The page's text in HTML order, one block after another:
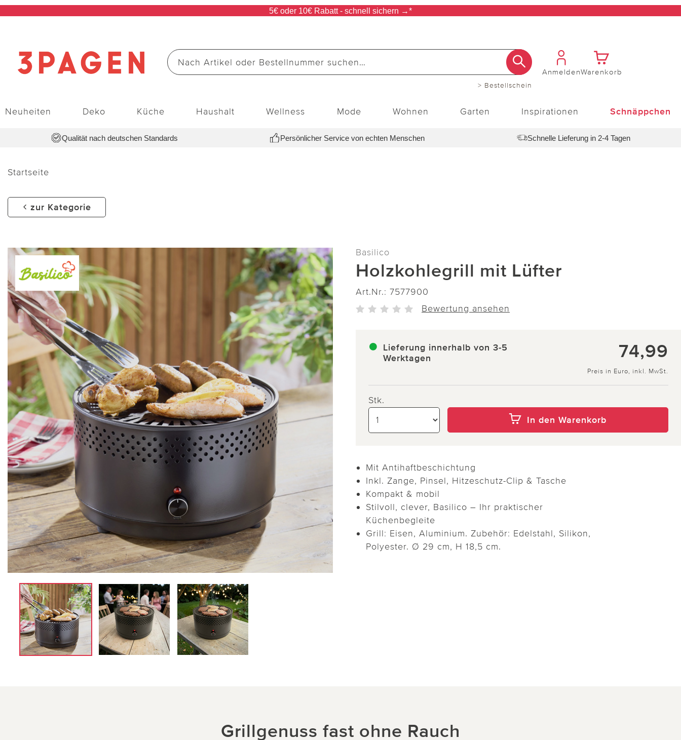
5€ oder 10€ Rabatt - schnell sichern →*
> Bestellschein
AnmeldenWarenkorb
Neuheiten Deko Küche Haushalt Wellness Mode Wohnen Garten Inspirationen Schnäppchen
Qualität nach deutschen Standards Persönlicher Service von echten Menschen Schnelle Lieferung in 2-4 Tagen
Startseite
zur Kategorie
Basilico
Holzkohlegrill mit Lüfter
Art.Nr.: 7577900
Bewertung ansehen
Lieferung innerhalb von 3-5
Werktagen
74,99
Preis in Euro, inkl. MwSt.
Stk.
In den Warenkorb
Mit Antihaftbeschichtung
Inkl. Zange, Pinsel, Hitzeschutz-Clip & Tasche
Kompakt & mobil
Stilvoll, clever, Basilico – Ihr praktischer
Küchenbegleite
Grill: Eisen, Aluminium. Zubehör: Edelstahl, Silikon,
Polyester. Ø 29 cm, H 18,5 cm.
Grillgenuss fast ohne Rauch